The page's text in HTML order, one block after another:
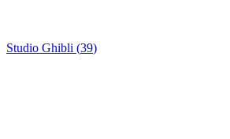
Studio Ghibli (39)